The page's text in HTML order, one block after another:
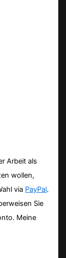
Arbeit als
wollen,
via PayPal.
Sie
Meine